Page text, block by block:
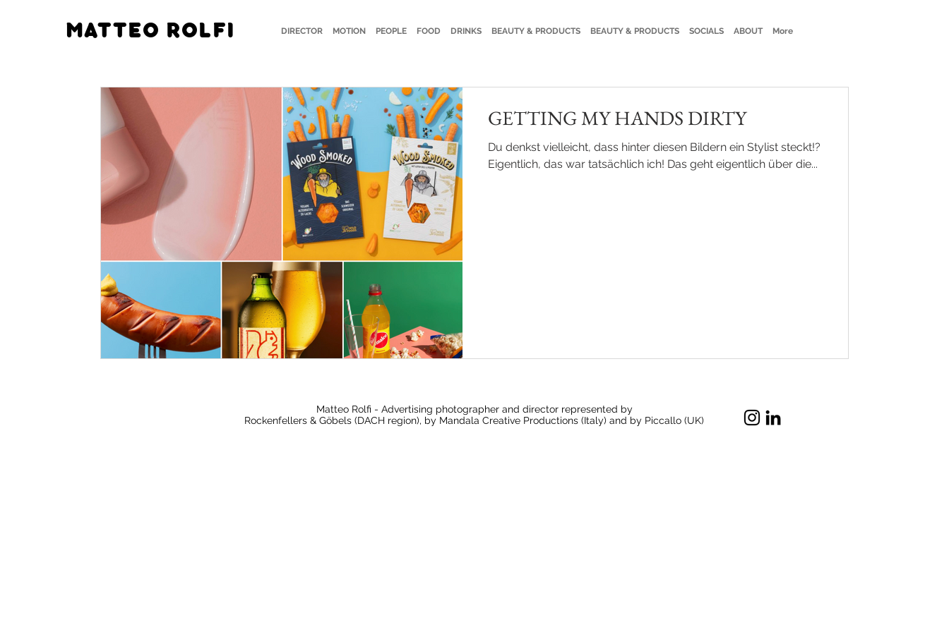
MATTEO ROLFI DIRECTOR MOTION PEOPLE FOOD DRINKS BEAUTY & PRODUCTS BEAUTY & PRODUCTS SOCIALS ABOUT More
GETTING MY HANDS DIRTY
Du denkst vielleicht, dass hinter diesen Bildern ein Stylist steckt!?
Eigentlich, das war tatsächlich ich! Das geht eigentlich über die...
Matteo Rolfi - Advertising photographer and director represented by
Rockenfellers & Göbels (DACH region), by Mandala Creative Productions (Italy) and by Piccallo (UK)